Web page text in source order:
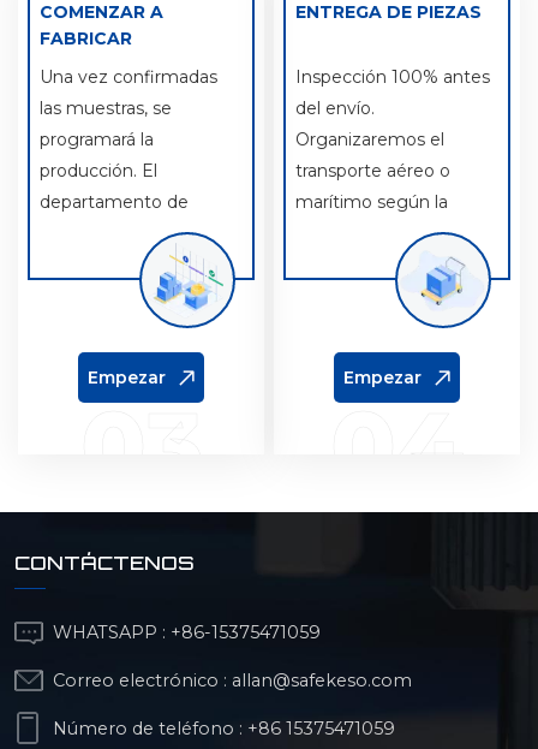
COMENZAR A
FABRICAR
Una vez confirmadas
las muestras, se
programará la
producción. El
departamento de
preprocesamiento
prepara herramientas y
Empezar
ENTREGA DE PIEZAS
Inspección 100% antes
del envío.
Organizaremos el
transporte aéreo o
marítimo según la
cantidad de productos.
Empezar
CONTÁCTENOS
WHATSAPP : +86-15375471059
Correo electrónico : allan@safekeso.com
Número de teléfono : +86 15375471059